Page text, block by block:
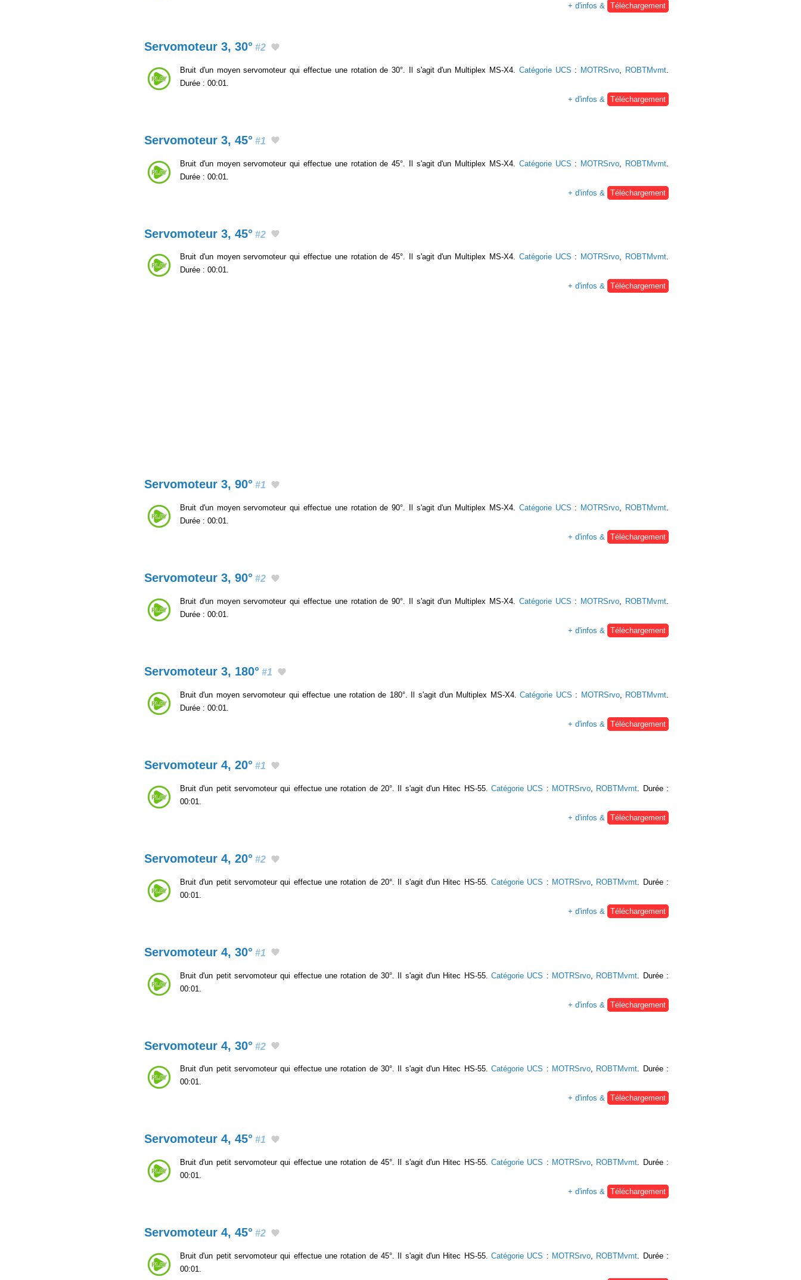
+ d'infos &
Téléchargement
Servomoteur 3, 30° #2
Bruit d'un moyen servomoteur qui effectue une rotation de 30°. Il s'agit d'un Multiplex MS-X4. Catégorie UCS : MOTRSrvo ROBTMvmt
Durée : 00:01.
+ d'infos &
Téléchargement
Servomoteur 3, 45° #1
Bruit d'un moyen servomoteur qui effectue une rotation de 45°. Il s'agit d'un Multiplex MS-X4. Catégorie UCS : MOTRSrvo ROBTMvmt
Durée : 00:01.
+ d'infos &
Téléchargement
Servomoteur 3, 45° #2
Bruit d'un moyen servomoteur qui effectue une rotation de 45°. Il s'agit d'un Multiplex MS-X4. Catégorie UCS : MOTRSrvo, ROBTMvmt.
Durée : 00:01.
+ d'infos & Téléchargement
Servomoteur 3, 90° #1
Bruit d'un moyen servomoteur qui effectue une rotation de 90°. Il s'agit d'un Multiplex MS-X4. Catégorie UCS : MOTRSrvo, ROBTMvmt.
Durée : 00:01.
+ d'infos & Téléchargement
Servomoteur 3, 90° #2
Bruit d'un moyen servomoteur qui effectue une rotation de 90°. Il s'agit d'un Multiplex MS-X4. Catégorie UCS : MOTRSrvo, ROBTMvmt.
Durée : 00:01.
+ d'infos & Téléchargement
Servomoteur 3, 180° #1
Bruit d'un moyen servomoteur qui effectue une rotation de 180°. Il s'agit d'un Multiplex MS-X4.Catégorie UCS : MOTRSrvo, ROBTMvmt
Durée : 00:01.
+ d'infos &
Téléchargement
Servomoteur 4, 20° #1
Bruit d'un petit servomoteur qui effectue une rotation de 20°. Il s'agit d'un Hitec HS-55. Catégorie UCS : MOTRSrvo ROBTMvmt . Durée :
00:01.
+ d'infos &
Téléchargement
Servomoteur 4, 20° #2
Bruit d'un petit servomoteur qui effectue une rotation de 20°. Il s'agit d'un Hitec HS-55. Catégorie UCS : MOTRSrvo ROBTMvmt . Durée :
00:01.
+ d'infos &
Téléchargement
Servomoteur 4, 30° #1
Bruit d'un petit servomoteur qui effectue une rotation de 30°. Il s'agit d'un Hitec HS-55. Catégorie UCS : MOTRSrvo ROBTMvmt . Durée :
00:01.
+ d'infos &
Téléchargement
Servomoteur 4, 30° #2
Bruit d'un petit servomoteur qui effectue une rotation de 30°. Il s'agit d'un Hitec HS-55. Catégorie UCS : MOTRSrvo, ROBTMvmt. Durée :
00:01.
+ d'infos & Téléchargement
Servomoteur 4, 45° #1
Bruit d'un petit servomoteur qui effectue une rotation de 45°. Il s'agit d'un Hitec HS-55. Catégorie UCS : MOTRSrvo, ROBTMvmt. Durée :
00:01.
+ d'infos & Téléchargement
Servomoteur 4, 45° #2
Bruit d'un petit servomoteur qui effectue une rotation de 45°. Il s'agit d'un Hitec HS-55. Catégorie UCS : MOTRSrvo, ROBTMvmt. Durée :
00:01.